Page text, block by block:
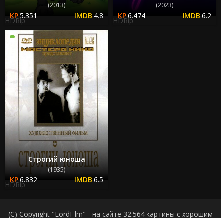
(2013)
5.351 4.8
HDRip
(2023)
6.474 6.2
HDRip
Строгий юноша
(1935)
6.832 6.5
HDRip
(C) Copyright "LordFilm" - на сайте 32.564 картины с хорошим